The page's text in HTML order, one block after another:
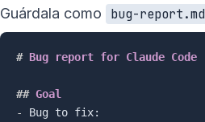
Guárdala como
bug-report.md
# Bug report for Claude Code
## Goal
-